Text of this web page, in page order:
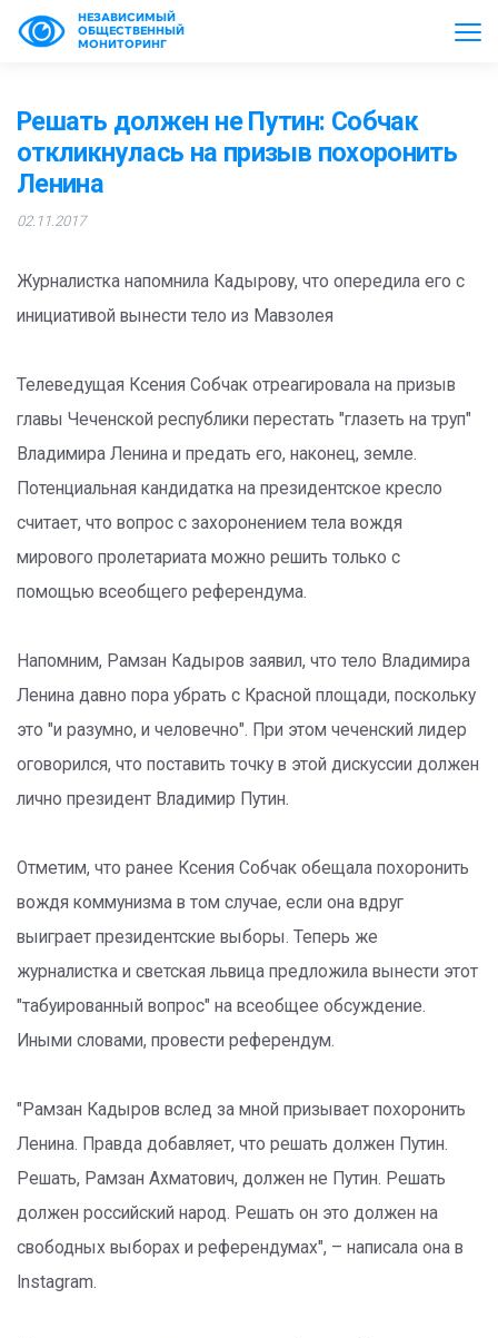
НЕЗАВИСИМЫЙ
ОБЩЕСТВЕННЫЙ
МОНИТОРИНГ
Решать должен не Путин: Собчак
откликнулась на призыв похоронить
Ленина
02.11.2017
Журналистка напомнила Кадырову, что опередила его с
инициативой вынести тело из Мавзолея
Телеведущая Ксения Собчак отреагировала на призыв
главы Чеченской республики перестать "глазеть на труп"
Владимира Ленина и предать его, наконец, земле.
Потенциальная кандидатка на президентское кресло
считает, что вопрос с захоронением тела вождя
мирового пролетариата можно решить только с
помощью всеобщего референдума.
Напомним, Рамзан Кадыров заявил, что тело Владимира
Ленина давно пора убрать с Красной площади, поскольку
это "и разумно, и человечно". При этом чеченский лидер
оговорился, что поставить точку в этой дискуссии должен
лично президент Владимир Путин.
Отметим, что ранее Ксения Собчак обещала похоронить
вождя коммунизма в том случае, если она вдруг
выиграет президентские выборы. Теперь же
журналистка и светская львица предложила вынести этот
"табуированный вопрос" на всеобщее обсуждение.
Иными словами, провести референдум.
"Рамзан Кадыров вслед за мной призывает похоронить
Ленина. Правда добавляет, что решать должен Путин.
Решать, Рамзан Ахматович, должен не Путин. Решать
должен российский народ. Решать он это должен на
свободных выборах и референдумах", – написала она в
Instagram.